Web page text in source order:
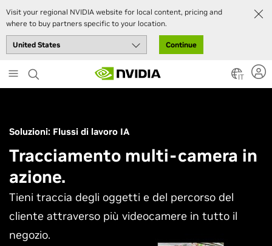
Visit your regional NVIDIA website for local content, pricing and
where to buy partners specific to your location.
Continue
to
main
IT
Soluzioni: Flussi di lavoro IA
Tracciamento multi-camera in
azione.
Tieni traccia degli oggetti e del percorso del
cliente attraverso più videocamere in tutto il
negozio.